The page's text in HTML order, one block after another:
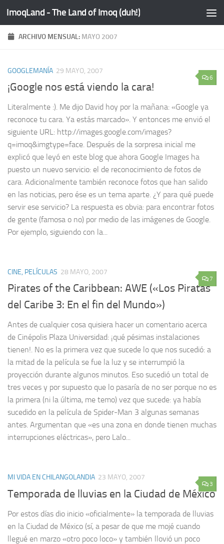
Saltar al contenido
ImoqLand - The Land of Imoq (duh!)
ARCHIVO MENSUAL: MAYO 2007
6
GOOGLEMANÍA 29 MAYO, 2007
¡Google nos está viendo la cara!
Literalmente :). Me dijo David hoy por la mañana: «Google ya
reconoce tu cara. Ya estás marcado». Y entonces me envió el
siguiente URL: http://images.google.com/images?
q=imoq&imgtype=face. Después de la sorpresa inicial me
explicó que leyó en este blog que ahora Google Images ha
puesto un nuevo servicio: el de reconocimiento de fotos de
cara. Adicionalmente también reconoce fotos que han salido
en las noticias, pero ése es un tema aparte. ¿Y para qué puede
servir ese servicio? La respuesta es obvia: para encontrar fotos
de gente (famosa o no) por medio de las imágenes de Google.
Por ejemplo, siguiendo con la...
7
CINE, PELÍCULAS 28 MAYO, 2007
Pirates of the Caribbean: AWE («Los Piratas
del Caribe 3: En el fin del Mundo»)
Antes de cualquier cosa quisiera hacer un comentario acerca
de Cinépolis Plaza Universidad: ¡qué pésimas instalaciones
tienen!. No es la primera vez que sucede lo que nos sucedió: a
la mitad de la película se fue la luz y se interrumpió la
proyección durante algunos minutos. Eso sucedió un total de
tres veces y por supuesto que lo pasaría de no ser porque no es
la primera (ni la última, me temo) vez que sucede: ya había
sucedido en la película de Spider-Man 3 algunas semanas
antes. Argumentan que «es una zona en donde tienen muchas
interrupciones eléctricas», pero Lalo...
3
MI VIDA EN CHILANGOLANDIA 23 MAYO, 2007
Temporada de lluvias en la Ciudad de México
Por estos días dio inicio «oficialmente» la temporada de lluvias
en la Ciudad de México (sí, a pesar de que me mojé cuando
llegué en marzo «otro poco loco» y también llovió un poco